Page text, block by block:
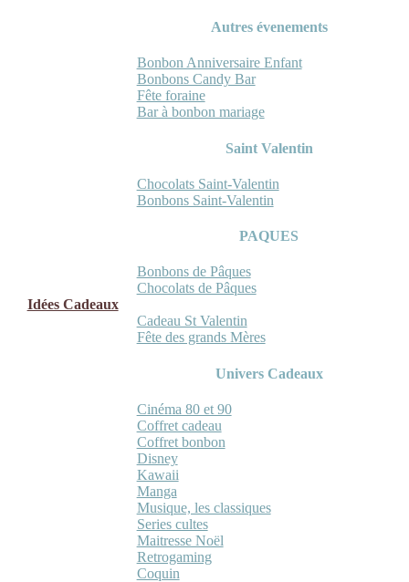
Autres évenements
Bonbon Anniversaire Enfant
Bonbons Candy Bar
Fête foraine
Bar à bonbon mariage
Saint Valentin
Chocolats Saint-Valentin
Bonbons Saint-Valentin
PAQUES
Bonbons de Pâques
Chocolats de Pâques
Idées Cadeaux
Cadeau St Valentin
Fête des grands Mères
Univers Cadeaux
Cinéma 80 et 90
Coffret cadeau
Coffret bonbon
Disney
Kawaii
Manga
Musique, les classiques
Series cultes
Maitresse Noël
Retrogaming
Coquin